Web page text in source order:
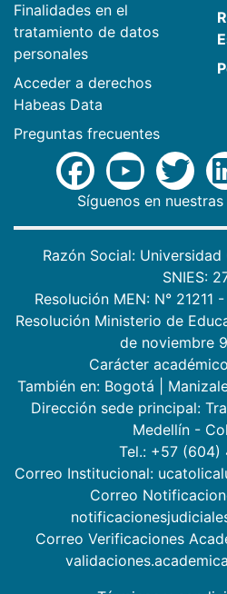
Finalidades en el
tratamiento de datos
personales
Acceder a derechos
Habeas Data
Preguntas frecuentes
Síguenos en
Razón Social:
SNIES:
Resolución MEN: N° 21211
Resolución Ministerio de
de noviembre
Carácter
También en: Bogotá
Dirección sede principal:
Medellín -
Tel.: +57 (604)
Correo Institucional:
Correo
Correo Verificaciones